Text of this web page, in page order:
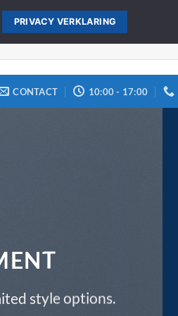
CONTACT 10:00 - 17:00
style options.
PRIVACY VERKLARING